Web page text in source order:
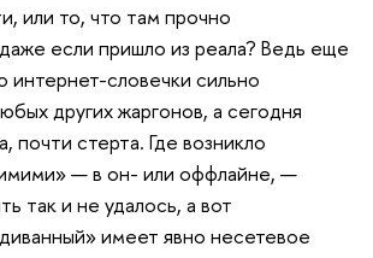
или то, что там прочно
если пришло из реала? Ведь еще
интернет-словечки сильно
других жаргонов, а сегодня
почти стерта. Где возникло
— в он- или оффлайне, —
так и не удалось, а вот
имеет явно несетевое